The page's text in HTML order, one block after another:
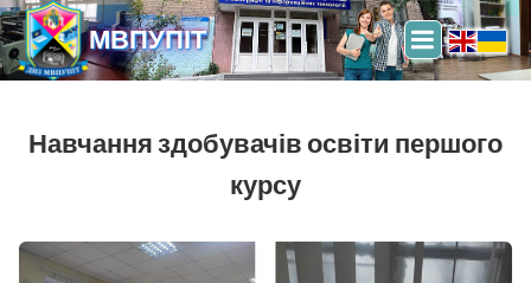
МВПУПІТ
Навчання здобувачів освіти першого
курсу